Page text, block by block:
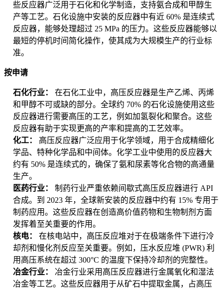
些反应器广泛用于石化和化学制造，支持氨合成和甲醇生
产等工艺。石化设施中安装的反应器中有近 60% 是连续式
反应器，能够处理超过 25 MPa 的压力。这些反应器能够以
最短的停机时间简化操作，使其成为大规模生产的行业标
准。
按申请
石化行业： 在石化工业中，高压反应器是生产乙烯、丙烯
和甲醇不可或缺的部分。全球约 70% 的石化设施使用这些
反应器进行需要高压的工艺，例如加氢裂化和聚合。这些
反应器有助于实现更高的产率和提高的工艺效率。
化工： 高压反应器广泛应用于化学领域，用于合成精细化
学品、特种化学品和中间体。化学工业中使用的反应器大
约有 50% 是连续式的，确保了氨和尿素等化合物的高通量
生产。
医药行业： 制药行业严重依赖间歇式高压反应器进行 API
合成。到 2023 年，全球新安装的反应器中约有 15% 专用于
制药应用。这些反应器在创造高价值药物和生物制剂方面
发挥着至关重要的作用。
核电： 在核电站中，高压反应堆对于在极端条件下进行冷
却剂和慢化剂反应至关重要。例如，压水反应堆 (PWR) 利
用高压系统在超过 300°C 的温度下保持冷却剂的完整性。
冶金行业： 冶金行业采用高压反应器进行金属氧化和湿法
冶金等工艺。这些反应器用于从矿石中提取金属，占高压